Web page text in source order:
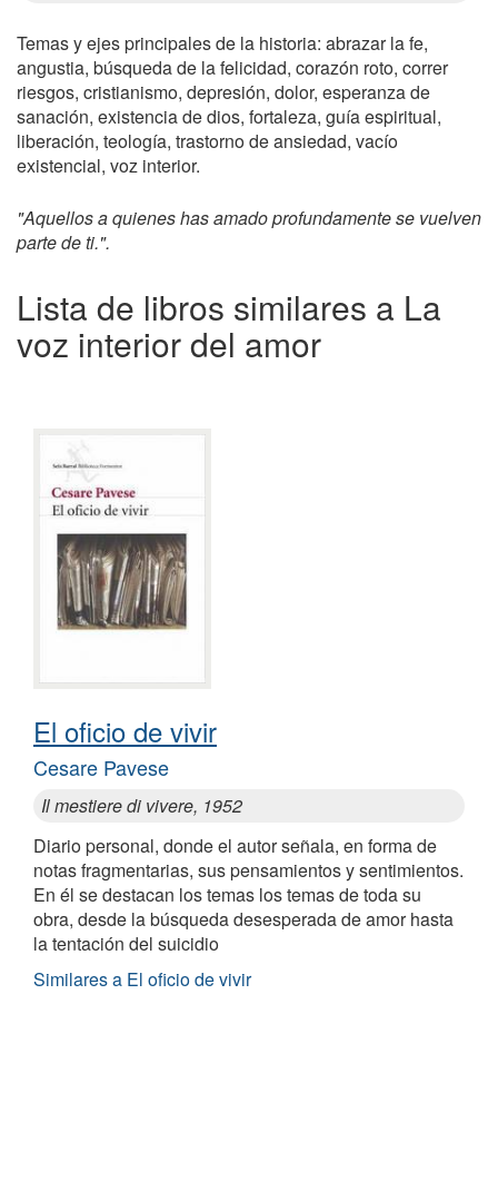
Temas y ejes principales de la historia: abrazar la fe,
angustia, búsqueda de la felicidad, corazón roto, correr
riesgos, cristianismo, depresión, dolor, esperanza de
sanación, existencia de dios, fortaleza, guía espiritual,
liberación, teología, trastorno de ansiedad, vacío
existencial, voz interior.
"Aquellos a quienes has amado profundamente se vuelven
parte de ti.".
Lista de libros similares a La
voz interior del amor
El oficio de vivir
Cesare Pavese
Il mestiere di vivere, 1952
Diario personal, donde el autor señala, en forma de
notas fragmentarias, sus pensamientos y sentimientos.
En él se destacan los temas los temas de toda su
obra, desde la búsqueda desesperada de amor hasta
la tentación del suicidio
Similares a El oficio de vivir